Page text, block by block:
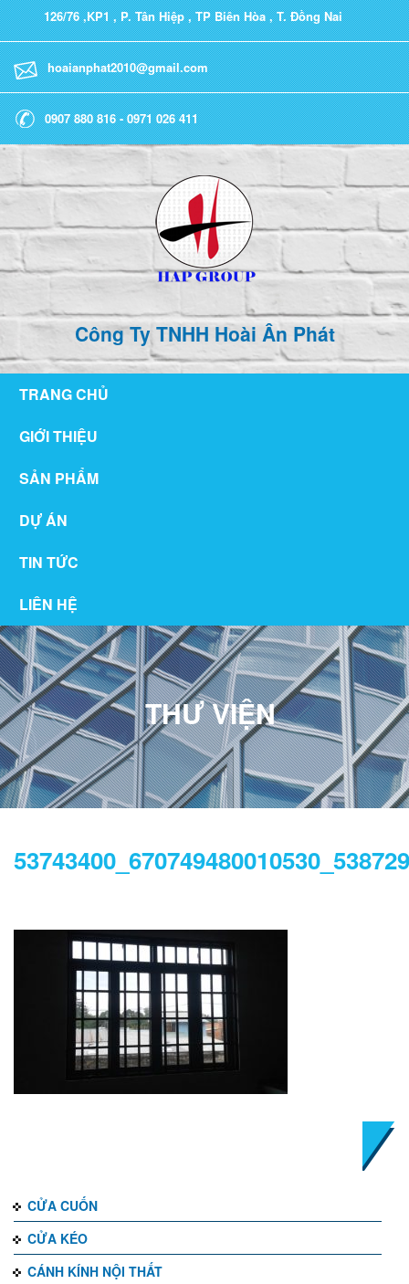
126/76 ,KP1 , P. Tân Hiệp , TP Biên Hòa , T. Đồng Nai
hoaianphat2010@gmail.com
0907 880 816 - 0971 026 411
Công Ty TNHH Hoài Ân Phát
TRANG CHỦ
GIỚI THIỆU
SẢN PHẨM
DỰ ÁN
TIN TỨC
LIÊN HỆ
THƯ VIỆN
CỬA CUỐN
CỬA KÉO
CÁNH KÍNH NỘI THẤT